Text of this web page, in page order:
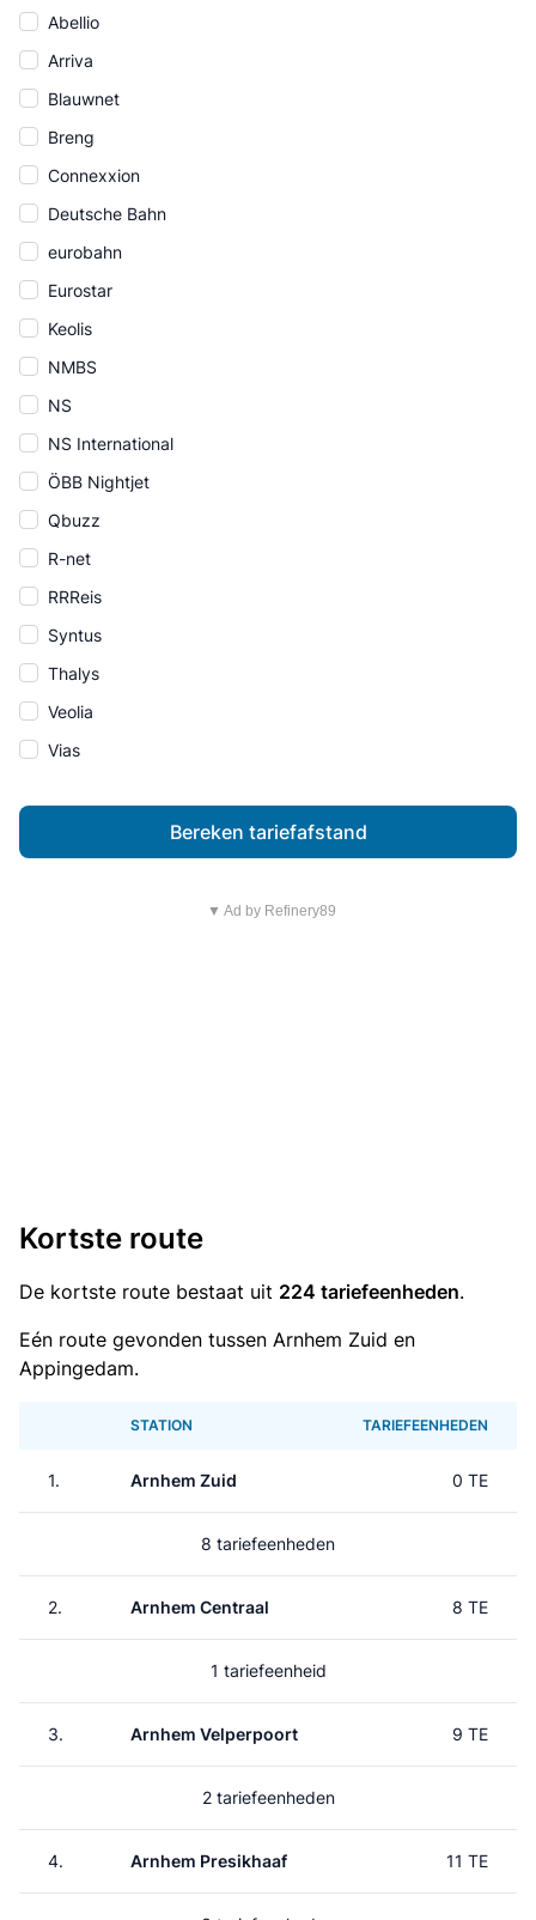
Abellio
Arriva
Blauwnet
Breng
Connexxion
Deutsche Bahn
eurobahn
Eurostar
Keolis
NMBS
NS
NS International
ÖBB Nightjet
Qbuzz
R-net
RRReis
Syntus
Thalys
Veolia
Vias
Bereken tariefafstand
▼ Ad by Refinery89
Kortste route
De kortste route bestaat uit 224 tariefeenheden.
Eén route gevonden tussen Arnhem Zuid en
Appingedam.
STATION TARIEFEENHEDEN
1. Arnhem Zuid 0 TE
8 tariefeenheden
2. Arnhem Centraal 8 TE
1 tariefeenheid
3. Arnhem Velperpoort 9 TE
2 tariefeenheden
4. Arnhem Presikhaaf 11 TE